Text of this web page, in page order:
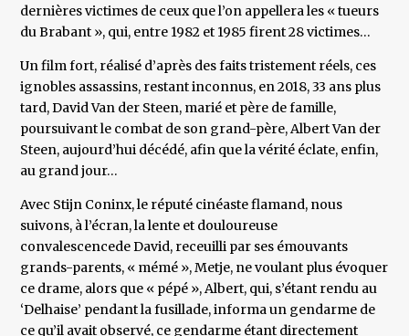
dernières victimes de ceux que l’on appellera les « tueurs
du Brabant », qui, entre 1982 et 1985 firent 28 victimes…
Un film fort, réalisé d’après des faits tristement réels, ces
ignobles assassins, restant inconnus, en 2018, 33 ans plus
tard, David Van der Steen, marié et père de famille,
poursuivant le combat de son grand-père, Albert Van der
Steen, aujourd’hui décédé, afin que la vérité éclate, enfin,
au grand jour…
Avec Stijn Coninx, le réputé cinéaste flamand, nous
suivons, à l’écran, la lente et douloureuse
convalescencede David, receuilli par ses émouvants
grands-parents, « mémé », Metje, ne voulant plus évoquer
ce drame, alors que « pépé », Albert, qui, s’étant rendu au
‘Delhaise’ pendant la fusillade, informa un gendarme de
ce qu’il avait observé, ce gendarme étant directement